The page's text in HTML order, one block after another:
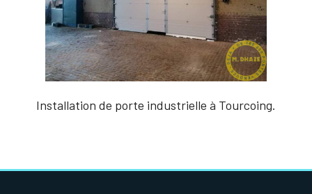
Installation de porte industrielle à Tourcoing.